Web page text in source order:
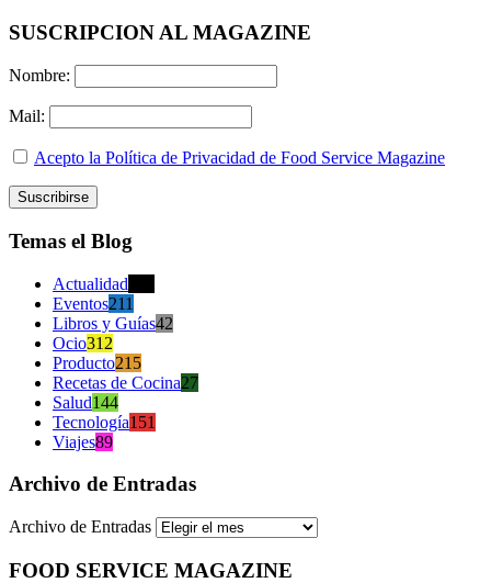
SUSCRIPCION AL MAGAZINE
Nombre:
Mail:
Acepto la Política de Privacidad de Food Service Magazine
Temas el Blog
Actualidad
Eventos211
Libros y Guías42
Ocio312
Producto215
Recetas de Cocina27
Salud144
Tecnología151
Viajes89
Archivo de Entradas
Archivo de Entradas
FOOD SERVICE MAGAZINE